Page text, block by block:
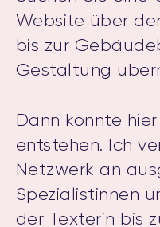
Website über
bis zur
Gestaltung
Dann könnte
entstehen. Ich
Netzwerk an
Spezialistinnen
der Texterin bis